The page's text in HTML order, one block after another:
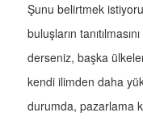
Şunu belirtmek
buluşların
derseniz, başka
kendi ilimden daha
durumda, pazarlama